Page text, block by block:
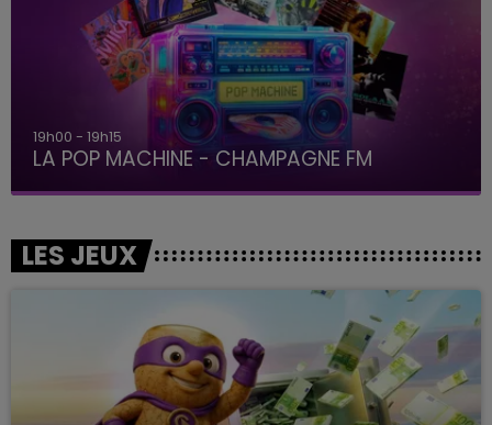
19h00 - 19h15
LA POP MACHINE - CHAMPAGNE FM
LES JEUX